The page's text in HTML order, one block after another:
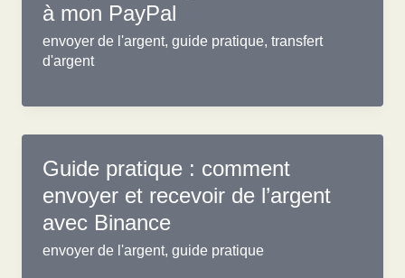
à mon PayPal
envoyer de l'argent,guide pratique,transfert
d'argent
Guide pratique : comment
envoyer et recevoir de l’argent
avec Binance
envoyer de l'argent,guide pratique